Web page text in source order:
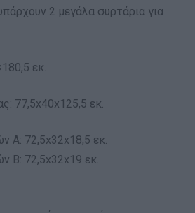
2 μεγάλα συρτάρια για
εκ.
77,5x40x125,5 εκ.
Α: 72,5x32x18,5 εκ.
Β: 72,5x32x19 εκ.